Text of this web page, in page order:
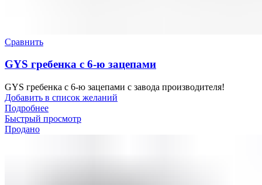
Сравнить
GYS гребенка с 6-ю зацепами
GYS гребенка с 6-ю зацепами с завода производителя!
Добавить в список желаний
Подробнее
Быстрый просмотр
Продано